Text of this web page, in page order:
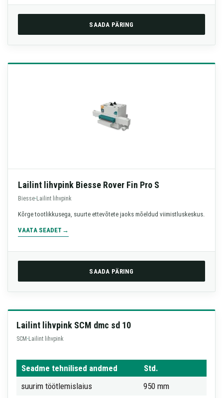
SAADA PÄRING
Lailint lihvpink Biesse Rover Fin Pro S
Biesse·Lailint lihvpink
Kõrge tootlikkusega, suurte ettevõtete jaoks mõeldud viimistluskeskus.
VAATA SEADET
SAADA PÄRING
Lailint lihvpink SCM dmc sd 10
SCM ·Lailint lihvpink
Seadme tehnilised andmed
Std.
suurim töötlemislaius
950 mm